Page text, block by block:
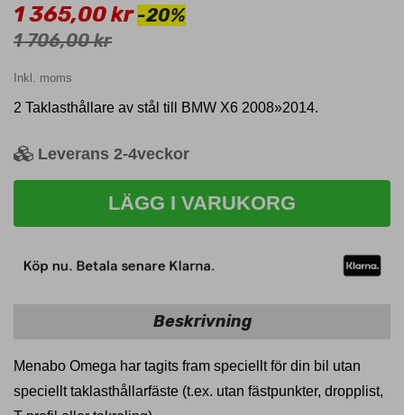
1 365,00 kr -20%
1 706,00 kr
Inkl. moms
2 Taklasthållare av stål till BMW X6 2008»2014.
Leverans 2-4veckor
LÄGG I VARUKORG
Beskrivning
Menabo Omega har tagits fram speciellt för din bil utan
speciellt taklasthållarfäste (t.ex. utan fästpunkter, dropplist,